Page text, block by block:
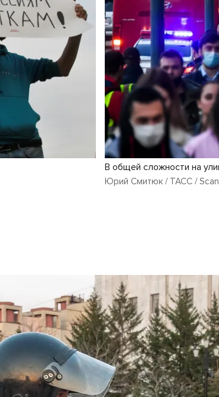
В общей сложности на
Юрий Смитюк / ТАСС /